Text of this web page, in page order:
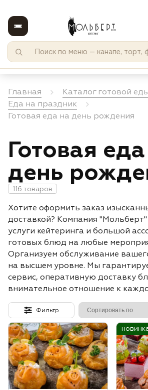
Главная
Каталог готовой
Еда на праздник
Готовая еда на день рождения
Готовая
день
116 товаров
Хотите оформить заказ
доставкой? Компания
услуги кейтеринга и большой
готовых блюд на любые
Организуем обслуживание
на высшем уровне. Мы
сервис, оперативную доставку
внимательное отношение к
Фильтр